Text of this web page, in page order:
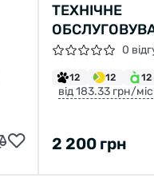
ТЕХНІЧНЕ
ВЕЛОСИПЕДА
0
12 12 12
від 183.33 грн/міс
2 200 грн